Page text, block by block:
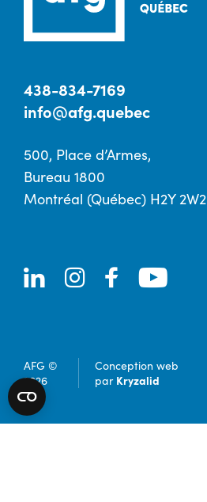
438-834-7169
info@afg.quebec
500, Place d’Armes,
Bureau 1800
Montréal (Québec) H2Y 2W2
AFG ©
2026
Conception web
par Kryzalid